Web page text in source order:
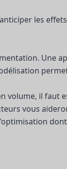
les
Une
volume, il faut
vous